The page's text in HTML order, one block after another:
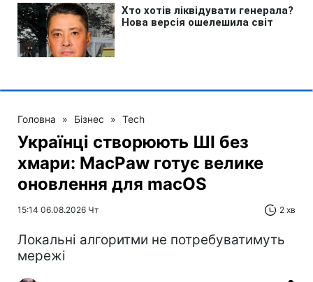
Головна » Бізнес » Tech
Українці створюють ШІ без
хмари: MacPaw готує велике
оновлення для macOS
15:14 06.08.2026 Чт 2 хв
Локальні алгоритми не потребуватимуть
мережі